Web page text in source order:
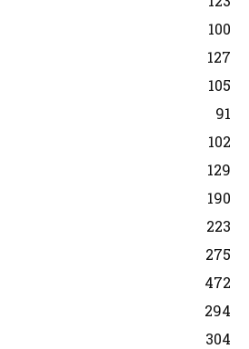
100
127
105
91
102
129
190
223
275
472
294
304